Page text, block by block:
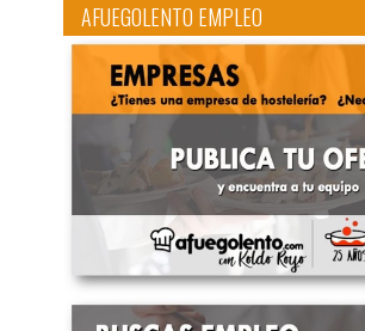
AFUEGOLENTO EMPLEO